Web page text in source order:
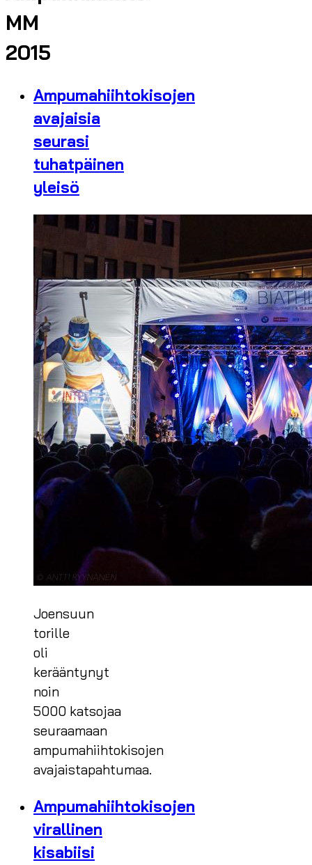
MM
2015
Ampumahiihtokisojen
avajaisia
seurasi
tuhatpäinen
yleisö
Joensuun
torille
oli
kerääntynyt
noin
5000 katsojaa
seuraamaan
ampumahiihtokisojen
avajaistapahtumaa.
Ampumahiihtokisojen
virallinen
kisabiisi